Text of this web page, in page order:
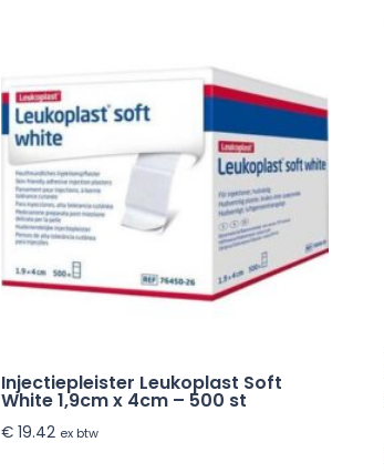
Injectiepleister Leukoplast Soft
White 1,9cm x 4cm – 500 st
€19.42 ex btw